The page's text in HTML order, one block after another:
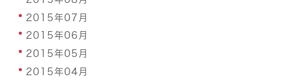
2015年07月
2015年06月
2015年05月
2015年04月